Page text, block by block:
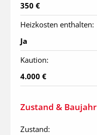
350 €
Heizkosten enthalten:
Ja
Kaution:
4.000 €
Zustand & Baujahr
Zustand: